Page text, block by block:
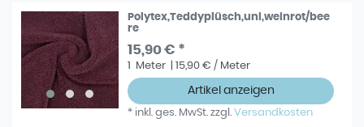
Polytex,Teddyplüsch,uni,weinrot/bee
re
15,90 € *
1 Meter | 15,90 € / Meter
Artikel anzeigen
* inkl. ges. MwSt. zzgl.Versandkosten